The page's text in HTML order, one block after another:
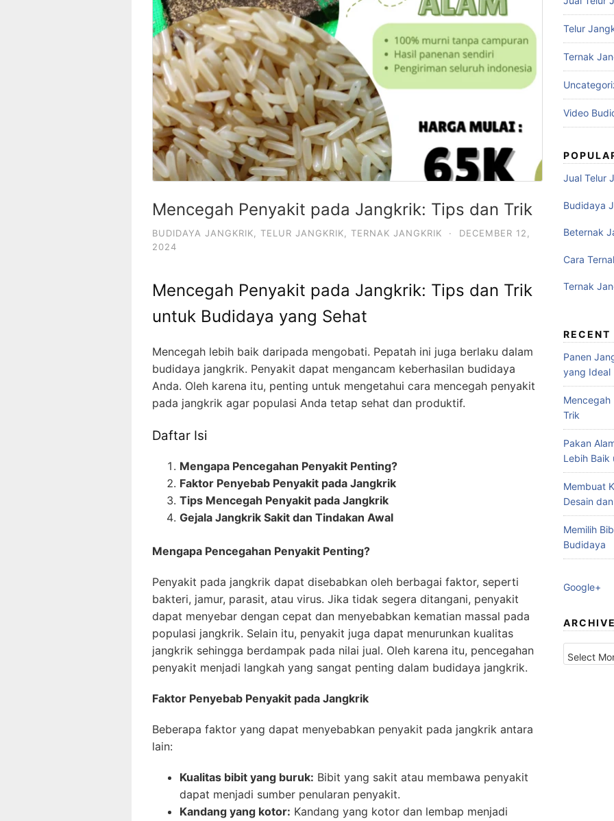
Mencegah Penyakit pada Jangkrik: Tips dan Trik
BUDIDAYA JANGKRIK TELUR JANGKRIK TERNAK JANGKRIK ·
DECEMBER 12,
2024
Mencegah Penyakit pada Jangkrik: Tips dan Trik
untuk Budidaya yang Sehat
Mencegah lebih baik daripada mengobati. Pepatah ini juga berlaku dalam
budidaya jangkrik. Penyakit dapat mengancam keberhasilan budidaya
Anda. Oleh karena itu, penting untuk mengetahui cara mencegah penyakit
pada jangkrik agar populasi Anda tetap sehat dan produktif.
Daftar Isi
Mengapa Pencegahan Penyakit Penting?
Faktor Penyebab Penyakit pada Jangkrik
Tips Mencegah Penyakit pada Jangkrik
Gejala Jangkrik Sakit dan Tindakan Awal
Mengapa Pencegahan Penyakit Penting?
Penyakit pada jangkrik dapat disebabkan oleh berbagai faktor, seperti
bakteri, jamur, parasit, atau virus. Jika tidak segera ditangani, penyakit
dapat menyebar dengan cepat dan menyebabkan kematian massal pada
populasi jangkrik. Selain itu, penyakit juga dapat menurunkan kualitas
jangkrik sehingga berdampak pada nilai jual. Oleh karena itu, pencegahan
penyakit menjadi langkah yang sangat penting dalam budidaya jangkrik.
Faktor Penyebab Penyakit pada Jangkrik
Beberapa faktor yang dapat menyebabkan penyakit pada jangkrik antara
lain:
Kualitas bibit yang buruk: Bibit yang sakit atau membawa penyakit
dapat menjadi sumber penularan penyakit.
Kandang yang kotor: Kandang yang kotor dan lembap menjadi
Telur
Ternak
Video
Jual Telur
Budidaya
Beternak
Cara
Ternak
RECENT
Panen
yang Ideal
Trik
Pakan
Lebih Baik
Membuat
Desain
Memilih
Budidaya
Google+
Archives